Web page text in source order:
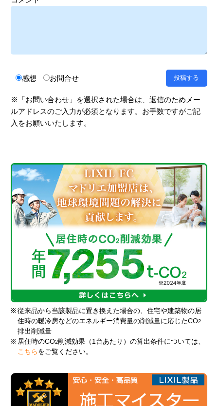
感想 お問合せ
※「お問い合わせ」を選択された場合は、返信のためメー
ルアドレスのご入力が必須となります。お手数ですがご記
入をお願いいたします。
※ 従来品から当該製品に置き換えた場合の、住宅や建築物の居
住時の暖冷房などのエネルギー消費量の削減量に応じたCO2
排出削減量
※ 居住時のCO2削減効果（1台あたり）の算出条件については、
こちら をご覧ください。